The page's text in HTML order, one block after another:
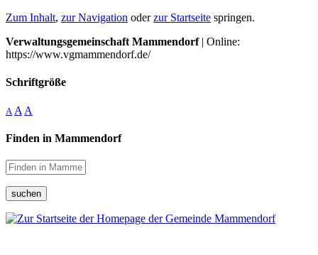
Zum Inhalt, zur Navigation oderzur Startseite springen.
Verwaltungsgemeinschaft Mammendorf| Online:
https://www.vgmammendorf.de/
Schriftgröße
A A A
Finden in Mammendorf
suchen